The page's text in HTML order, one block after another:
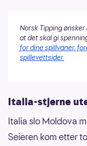
Norsk Tipping
at det skal gi
for dine spillvaner,
spillevettsider.
Italia-stjerne
Italia slo Moldova
Seieren kom etter